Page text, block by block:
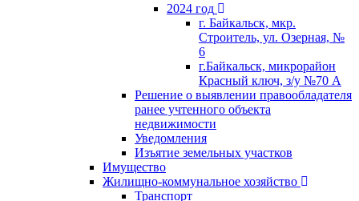
2024 год
г. Байкальск, мкр.
Строитель, ул. Озерная, №
6
г.Байкальск, микрорайон
Красный ключ, з/у №70 А
Решение о выявлении правообладателя
ранее учтенного объекта
недвижимости
Уведомления
Изъятие земельных участков
Имущество
Жилищно-коммунальное хозяйство
Транспорт